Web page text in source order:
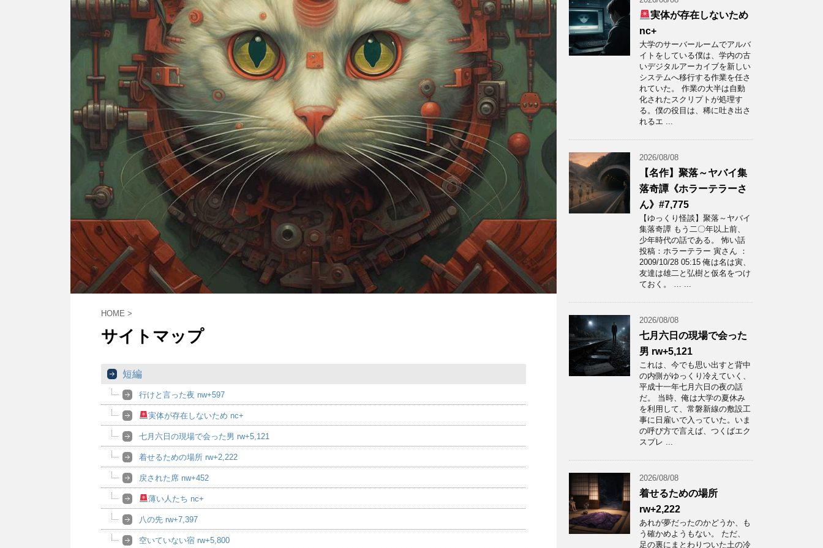
HOME >
サイトマップ
短編
行けと言った夜 nw+597
実体が存在しないため nc+
七月六日の現場で会った男 rw+5,121
着せるための場所 rw+2,222
戻された席 nw+452
薄い人たち nc+
八の先 rw+7,397
空いていない宿 rw+5,800
実体が存在しないため
nc+
大学のサーバールームでアルバ
イトをしている僕は、学内の古
いデジタルアーカイブを新しい
システムへ移行する作業を任さ
れていた。 作業の大半は自動
化されたスクリプトが処理す
る。僕の役目は、稀に吐き出さ
れるエ ...
2026/08/08
【名作】聚落～ヤバイ集
落奇譚《ホラーテラーさ
ん》#7,775
【ゆっくり怪談】聚落～ヤバイ
集落奇譚 もう二〇年以上前、
少年時代の話である。 怖い話
投稿：ホラーテラー 寅さん ：
2009/10/28 05:15 俺は名は寅、
友達は雄二と弘樹と仮名をつけ
ておく。 … ...
2026/08/08
七月六日の現場で会った
男 rw+5,121
これは、今でも思い出すと背中
の内側がゆっくり冷えていく、
平成十一年七月六日の夜の話
だ。 当時、俺は大学の夏休み
を利用して、常磐新線の敷設工
事に日雇いで入っていた。いま
の呼び方で言えば、つくばエク
スプレ ...
2026/08/08
着せるための場所
rw+2,222
あれが夢だったのかどうか、も
う確かめようもない。 ただ、
足の裏にまとわりついた土の冷